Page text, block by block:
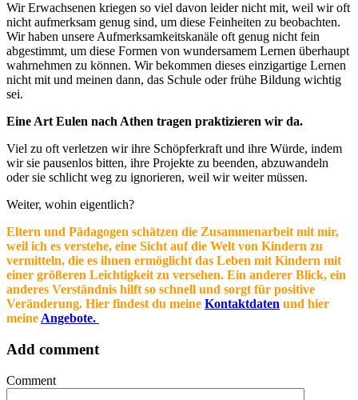
Wir Erwachsenen kriegen so viel davon leider nicht mit, weil wir oft
nicht aufmerksam genug sind, um diese Feinheiten zu beobachten.
Wir haben unsere Aufmerksamkeitskanäle oft genug nicht fein
abgestimmt, um diese Formen von wundersamem Lernen überhaupt
wahrnehmen zu können. Wir bekommen dieses einzigartige Lernen
nicht mit und meinen dann, das Schule oder frühe Bildung wichtig
sei.
Eine Art Eulen nach Athen tragen praktizieren wir da.
Viel zu oft verletzen wir ihre Schöpferkraft und ihre Würde, indem
wir sie pausenlos bitten, ihre Projekte zu beenden, abzuwandeln
oder sie schlicht weg zu ignorieren, weil wir weiter müssen.
Weiter, wohin eigentlich?
Eltern und Pädagogen schätzen die Zusammenarbeit mit mir,
weil ich es verstehe, eine Sicht auf die Welt von Kindern zu
vermitteln, die es ihnen ermöglicht das Leben mit Kindern mit
einer größeren Leichtigkeit zu versehen. Ein anderer Blick, ein
anderes Verständnis hilft so schnell und sorgt für positive
Veränderung. Hier findest du meine Kontaktdaten und hier
meineAngebote.
Add comment
Comment